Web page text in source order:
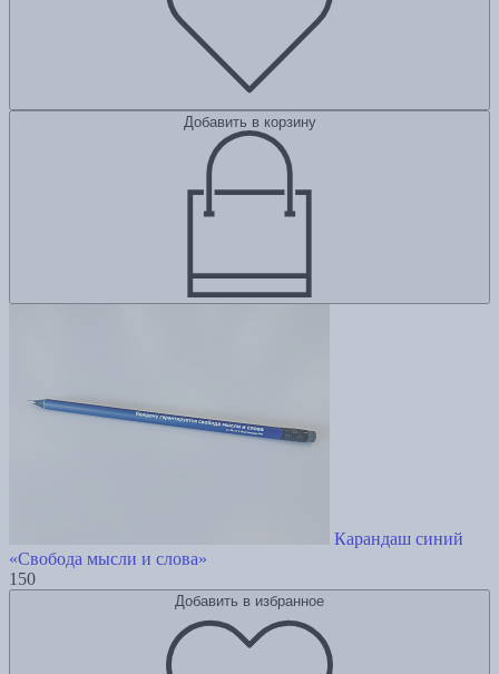
Добавить в корзину
Карандаш синий
«Свобода мысли и слова»
150
Добавить в избранное